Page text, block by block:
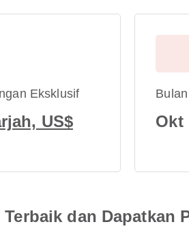
Eksklusif
US$
Okt
dan Dapatkan